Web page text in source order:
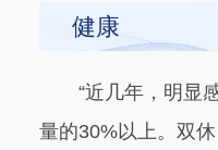
健康
“近几年，明显感
量的30%以上。双